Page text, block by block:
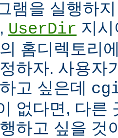
램을 실행하
UserDir 지
홈디렉토리
하자. 사용자
고 싶은데
없다면, 다른
하고 싶을 것